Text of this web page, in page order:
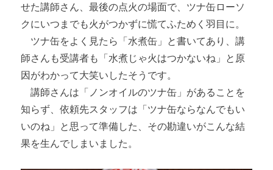
せた講師さん、最後の点火の場面で、ツナ缶ローソ
クにいつまでも火がつかずに慌てふためく羽目に。
ツナ缶をよく見たら「水煮缶」と書いてあり、講
師さんも受講者も「水煮じゃ火はつかないね」と原
因がわかって大笑いしたそうです。
講師さんは「ノンオイルのツナ缶」があることを
知らず、依頼先スタッフは「ツナ缶ならなんでもい
いのね」と思って準備した、その勘違いがこんな結
果を生んでしまいました。